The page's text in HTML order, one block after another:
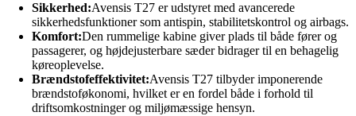
Sikkerhed:Avensis T27 er udstyret med avancerede
sikkerhedsfunktioner som antispin, stabilitetskontrol og airbags.
Komfort:Den rummelige kabine giver plads til både fører og
passagerer, og højdejusterbare sæder bidrager til en behagelig
køreoplevelse.
Brændstofeffektivitet:Avensis T27 tilbyder imponerende
brændstoføkonomi, hvilket er en fordel både i forhold til
driftsomkostninger og miljømæssige hensyn.